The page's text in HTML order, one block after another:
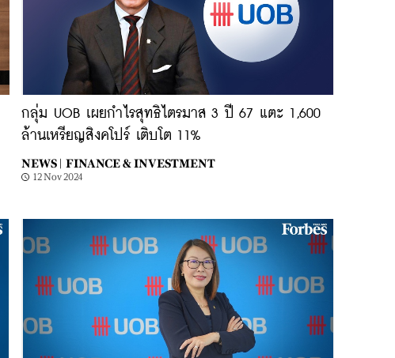
กลุ่ม UOB เผยกำไรสุทธิไตรมาส 3 ปี 67 แตะ 1,600
ล้านเหรียญสิงคโปร์ เติบโต 11%
NEWS | FINANCE & INVESTMENT
12 Nov 2024